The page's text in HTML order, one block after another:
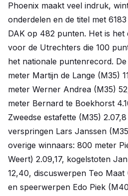
Phoenix maakt veel indruk,
onderdelen en de titel met
DAK op 482 punten. Het is het
voor de Utrechters die 100
het nationale puntenrecord.
meter Martijn de Lange (M35)
meter Werner Andrea (M35)
meter Bernard te Boekhorst
Zweedse estafette (M35)
verspringen Lars Janssen
overige winnaars: 800 meter
Weert) 2.09,17, kogelstoten
12,40, discuswerpen Teo
en speerwerpen Edo Piek